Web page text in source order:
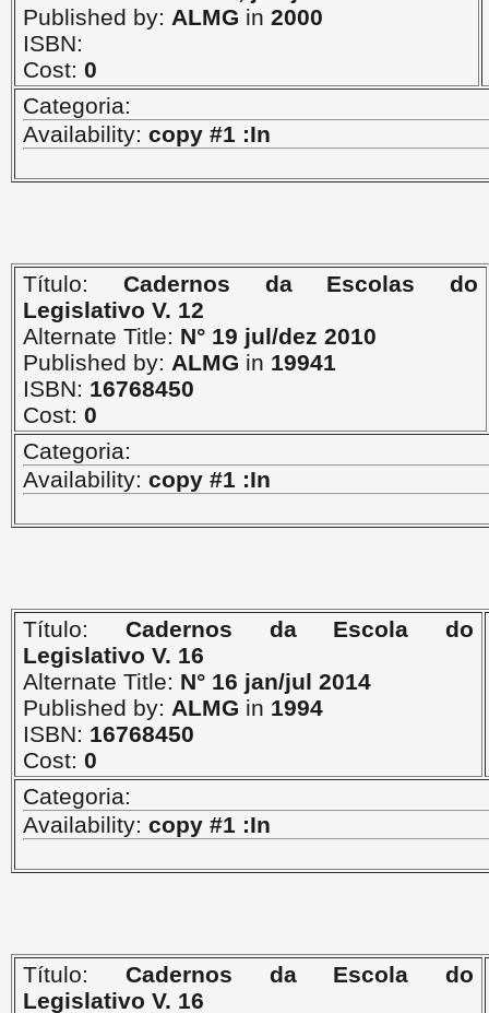
Published by: ALMG in 2000
ISBN:
Cost: 0
Categoria:
Availability: copy #1 :In
Título: Cadernos da Escolas do
Legislativo V. 12
Alternate Title: N° 19 jul/dez 2010
Published by: ALMG in 19941
ISBN: 16768450
Cost: 0
Categoria:
Availability: copy #1 :In
Título: Cadernos da Escola do
Legislativo V. 16
Alternate Title: N° 16 jan/jul 2014
Published by: ALMG in 1994
ISBN: 16768450
Cost: 0
Categoria:
Availability: copy #1 :In
Título: Cadernos da Escola do
Legislativo V. 16